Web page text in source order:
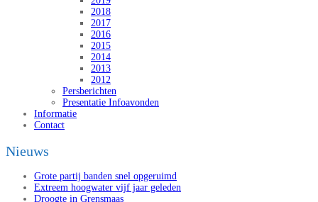
2018
2017
2016
2015
2014
2013
2012
Persberichten
Presentatie Infoavonden
Informatie
Contact
Nieuws
Grote partij banden snel opgeruimd
Extreem hoogwater vijf jaar geleden
Droogte in Grensmaas